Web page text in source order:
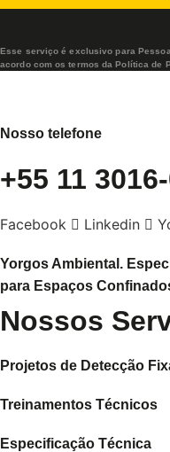
Esse serviço é exclusivo para
acordo com os termos da Política de
Nosso telefone
+55 11
Facebook Linkedin
Yorgos Ambiental.
para Espaços
Nossos
Projetos de Detecção
Treinamentos Técnicos
Especificação Técnica